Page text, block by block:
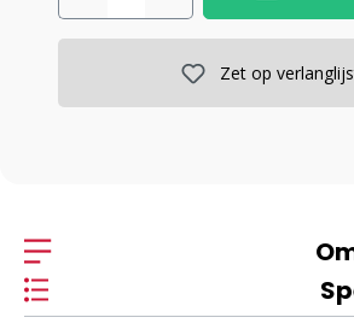
Zet op